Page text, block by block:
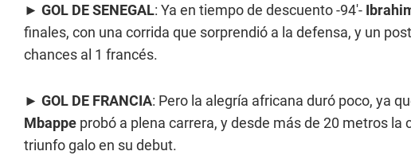
► GOL DE SENEGAL: Ya en tiempo de descuento -94'-
finales, con una corrida que sorprendió a la defensa, y un
chances al 1 francés.
► GOL DE FRANCIA: Pero la alegría africana duró poco, ya
Mbappe probó a plena carrera, y desde más de 20 metros la
triunfo galo en su debut.